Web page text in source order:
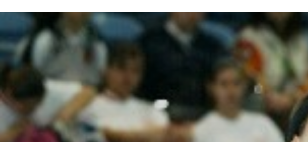
MINIBASQUETE
ÁREA TÉCNICA
PROJETOS